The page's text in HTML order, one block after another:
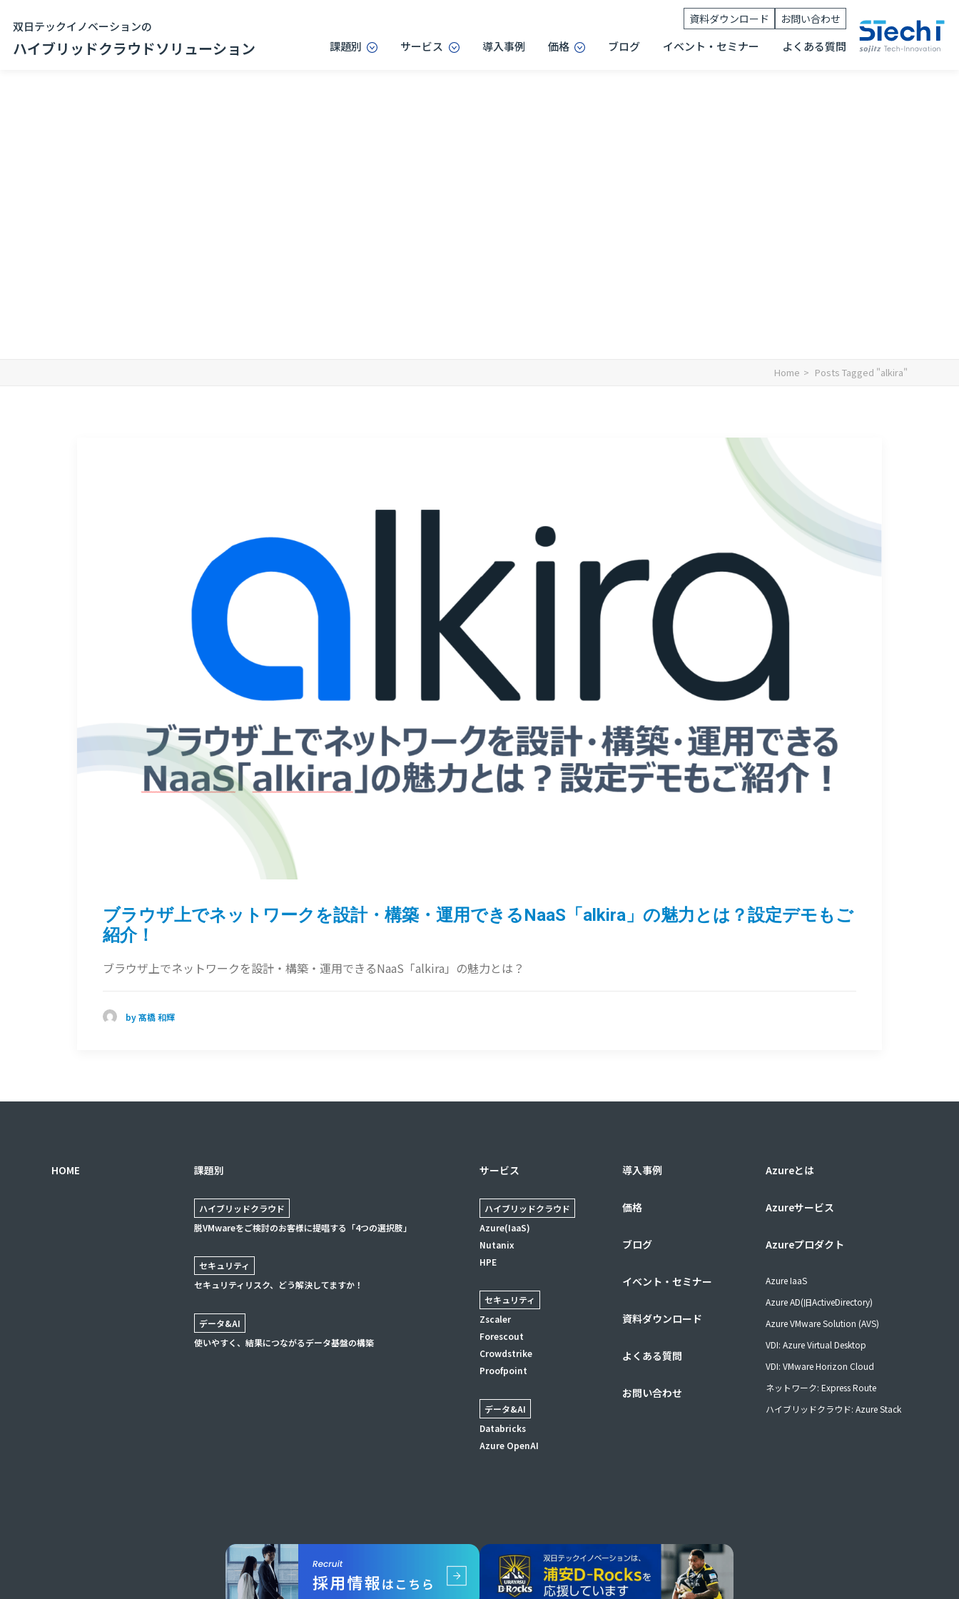
双日テックイノベーションの
ハイブリッドクラウドソリューション
資料ダウンロード お問い合わせ
課題別 サービス 導入事例 価格 ブログ イベント・セミナー よくある質問
Home Posts Tagged "alkira"
ブラウザ上でネットワークを設計・構築・運用できるNaaS「alkira」の魅力とは？設定デモもご
紹介！
ブラウザ上でネットワークを設計・構築・運用できるNaaS「alkira」の魅力とは？
by 髙橋 和輝
HOME 課題別
ハイブリッドクラウド
脱VMwareをご検討のお客様に提唱する「4つの選択肢」
セキュリティ
セキュリティリスク、どう解決してますか！
データ&AI
使いやすく、結果につながるデータ基盤の構築
サービス
ハイブリッドクラウド
Azure(IaaS)
Nutanix
HPE
セキュリティ
Zscaler
Forescout
Crowdstrike
Proofpoint
データ&AI
Databricks
Azure OpenAI
導入事例
価格
ブログ
イベント・セミナー
資料ダウンロード
よくある質問
お問い合わせ
Azureとは
Azureサービス
Azureプロダクト
Azure IaaS
Azure AD(旧ActiveDirectory)
Azure VMware Solution (AVS)
VDI: Azure Virtual Desktop
VDI: VMware Horizon Cloud
ネットワーク: Express Route
ハイブリッドクラウド: Azure Stack